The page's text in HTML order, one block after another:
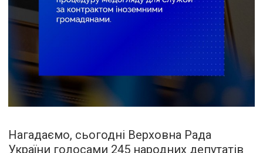
Нагадаємо, сьогодні Верховна Рада
України голосами 245 народних депутатів